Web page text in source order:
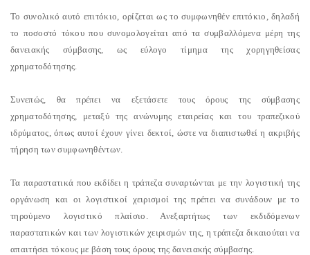
Το συνολικό αυτό επιτόκιο, ορίζεται ως το συμφωνηθέν επιτόκιο, δηλαδή
το ποσοστό τόκου που συνομολογείται από τα συμβαλλόμενα μέρη της
δανειακής σύμβασης, ως εύλογο τίμημα της χορηγηθείσας
χρηματοδότησης.
Συνεπώς, θα πρέπει να εξετάσετε τους όρους της σύμβασης
χρηματοδότησης, μεταξύ της ανώνυμης εταιρείας και του τραπεζικού
ιδρύματος, όπως αυτοί έχουν γίνει δεκτοί, ώστε να διαπιστωθεί η ακριβής
τήρηση των συμφωνηθέντων.
Τα παραστατικά που εκδίδει η τράπεζα συναρτώνται με την λογιστική της
οργάνωση και οι λογιστικοί χειρισμοί της πρέπει να συνάδουν με το
τηρούμενο λογιστικό πλαίσιο. Ανεξαρτήτως των εκδιδόμενων
παραστατικών και των λογιστικών χειρισμών της, η τράπεζα δικαιούται να
απαιτήσει τόκους με βάση τους όρους της δανειακής σύμβασης.